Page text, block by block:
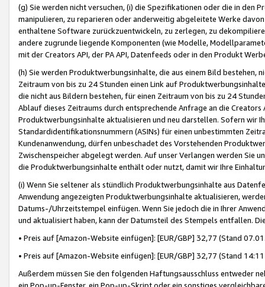
(g) Sie werden nicht versuchen, (i) die Spezifikationen oder die in
manipulieren, zu reparieren oder anderweitig abgeleitete Werke
enthaltene Software zurückzuentwickeln, zu zerlegen, zu
andere zugrunde liegende Komponenten (wie Modelle,
mit der Creators API, der PA API, Datenfeeds oder in den Produkt
(h) Sie werden Produktwerbungsinhalte, die aus einem Bild bestehen,
Zeitraum von bis zu 24 Stunden einen Link auf
die nicht aus Bildern bestehen, für einen Zeitraum von bis zu 24
Ablauf dieses Zeitraums durch entsprechende Anfrage an die
Produktwerbungsinhalte aktualisieren und neu darstellen. Sofern wir
Standardidentifikationsnummern (ASINs) für einen unbestimmten
Kundenanwendung, dürfen unbeschadet des Vorstehenden
Zwischenspeicher abgelegt werden. Auf unser Verlangen werden Sie
die Produktwerbungsinhalte enthält oder nutzt, damit wir Ihre
(i) Wenn Sie seltener als stündlich Produktwerbungsinhalte aus
Anwendung angezeigten Produktwerbungsinhalte aktualisieren,
Datums-/Uhrzeitstempel einfügen. Wenn Sie jedoch die in Ihrer
und aktualisiert haben, kann der Datumsteil des Stempels entfallen.
• Preis auf [Amazon-Website einfügen]: [EUR/GBP] 32,77 (Stand
• Preis auf [Amazon-Website einfügen]: [EUR/GBP] 32,77 (Stand
Außerdem müssen Sie den folgenden Haftungsausschluss entweder
ein Pop-up-Fenster, ein Pop-up-Skript oder ein sonstiges